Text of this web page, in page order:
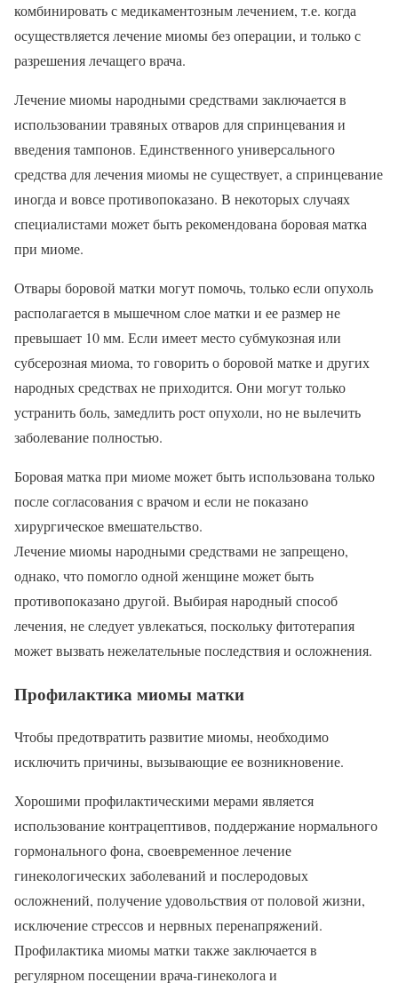
комбинировать с медикаментозным лечением, т.е. когда
осуществляется лечение миомы без операции, и только с
разрешения лечащего врача.
Лечение миомы народными средствами заключается в
использовании травяных отваров для спринцевания и
введения тампонов. Единственного универсального
средства для лечения миомы не существует, а спринцевание
иногда и вовсе противопоказано. В некоторых случаях
специалистами может быть рекомендована боровая матка
при миоме.
Отвары боровой матки могут помочь, только если опухоль
располагается в мышечном слое матки и ее размер не
превышает 10 мм. Если имеет место субмукозная или
субсерозная миома, то говорить о боровой матке и других
народных средствах не приходится. Они могут только
устранить боль, замедлить рост опухоли, но не вылечить
заболевание полностью.
Боровая матка при миоме может быть использована только
после согласования с врачом и если не показано
хирургическое вмешательство.
Лечение миомы народными средствами не запрещено,
однако, что помогло одной женщине может быть
противопоказано другой. Выбирая народный способ
лечения, не следует увлекаться, поскольку фитотерапия
может вызвать нежелательные последствия и осложнения.
Профилактика миомы матки
Чтобы предотвратить развитие миомы, необходимо
исключить причины, вызывающие ее возникновение.
Хорошими профилактическими мерами является
использование контрацептивов, поддержание нормального
гормонального фона, своевременное лечение
гинекологических заболеваний и послеродовых
осложнений, получение удовольствия от половой жизни,
исключение стрессов и нервных перенапряжений.
Профилактика миомы матки также заключается в
регулярном посещении врача-гинеколога и